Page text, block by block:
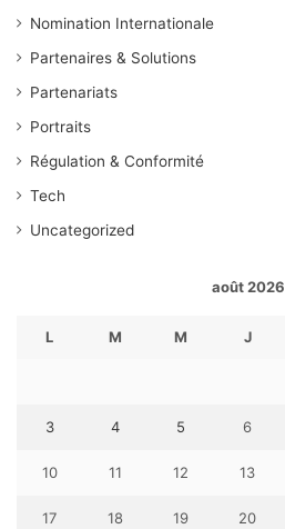
Nomination Internationale
Partenaires & Solutions
Partenariats
Portraits
Régulation & Conformité
Tech
Uncategorized
août 2026
L M M J
3 4 5 6
10 11 12 13
17 18 19 20